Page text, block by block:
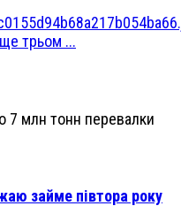
трьом ...
займе півтора року